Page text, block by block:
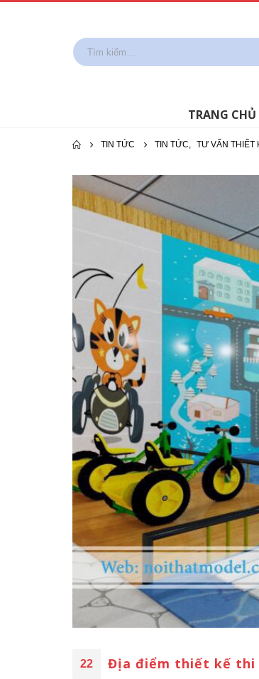
TRANG CHỦ
TIN TỨC TIN TỨC, TƯ VẤN THIẾT
22
Địa điểm thiết kế thi